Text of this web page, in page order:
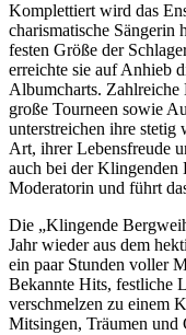
Komplettiert wird das
charismatische Sängerin
festen Größe der
erreichte sie auf Anhieb
Albumcharts.
große Tourneen sowie
unterstreichen ihre
Art, ihrer Lebensfreude
auch bei der Klingenden
Moderatorin und führt
Die „Klingende
Jahr wieder aus dem
ein paar Stunden voller
Bekannte Hits, festliche
verschmelzen zu einem
Mitsingen, Träumen und